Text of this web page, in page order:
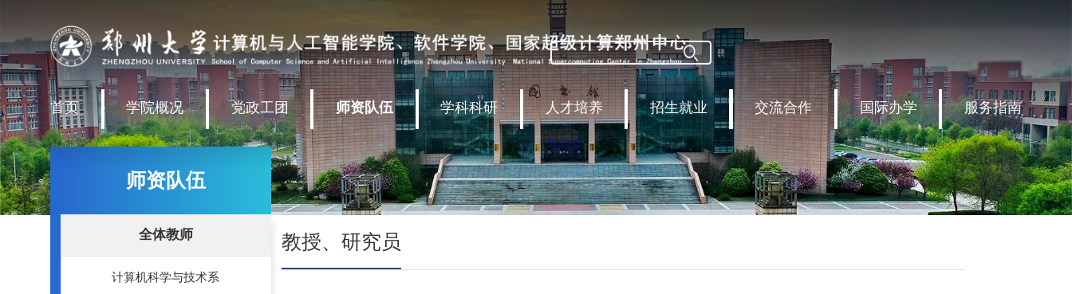
首页 学院概况 党政工团 师资队伍 学科科研 人才培养 招生就业 交流合作 国际办学 服务指南
师资队伍
全体教师
计算机科学与技术系
教授、研究员